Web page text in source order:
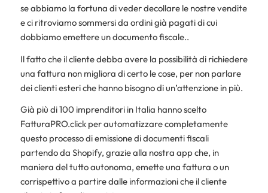
se abbiamo la fortuna di veder decollare le nostre vendite
e ci ritroviamo sommersi da ordini già pagati di cui
dobbiamo emettere un documento fiscale..
Il fatto che il cliente debba avere la possibilità di richiedere
una fattura non migliora di certo le cose, per non parlare
dei clienti esteri che hanno bisogno di un’attenzione in più.
Già più di 100 imprenditori in Italia hanno scelto
FatturaPRO.click per automatizzare completamente
questo processo di emissione di documenti fiscali
partendo da Shopify, grazie alla nostra app che, in
maniera del tutto autonoma, emette una fattura o un
corrispettivo a partire dalle informazioni che il cliente